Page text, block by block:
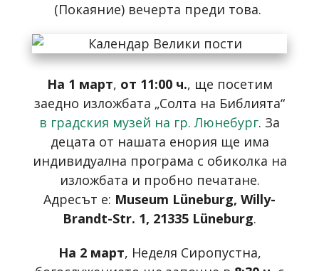
(Покаяние) вечерта преди това.
На 1 март, от 11:00 ч., ще посетим
заедно изложбата „Солта на Библията“
в градския музей на гр. Люнебург. За
децата от нашата енория ще има
индивидуална програма с обиколка на
изложбата и пробно печатане.
Адресът е: Museum Lüneburg, Willy-
Brandt-Str. 1, 21335 Lüneburg.
На 2 март, Неделя Сиропустна,